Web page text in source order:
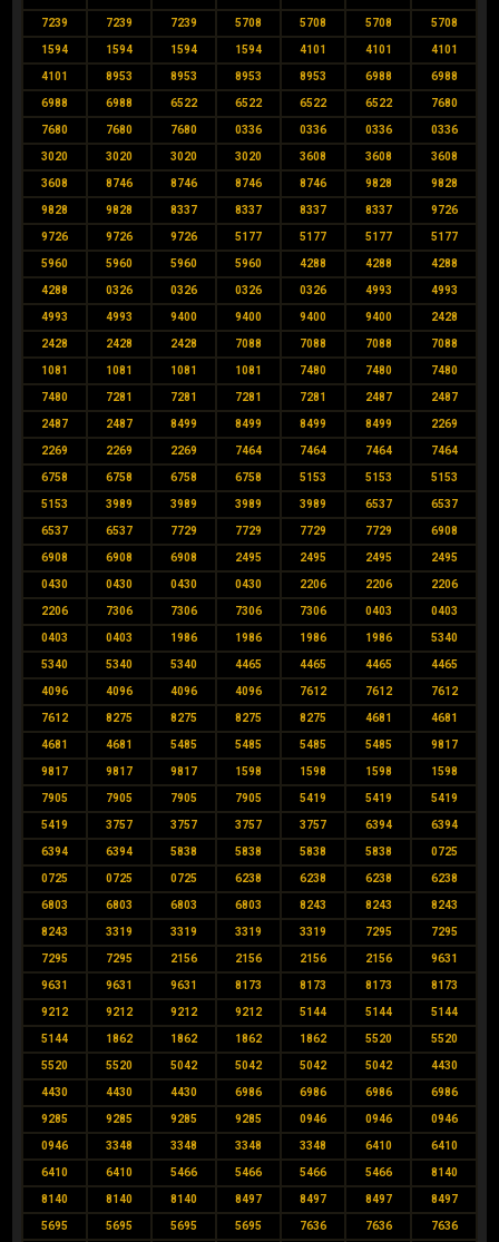
7239 7239 7239 5708 5708 5708 5708
1594 1594 1594 1594 4101 4101 4101
4101 8953 8953 8953 8953 6988 6988
6988 6988 6522 6522 6522 6522 7680
7680 7680 7680 0336 0336 0336 0336
3020 3020 3020 3020 3608 3608 3608
3608 8746 8746 8746 8746 9828 9828
9828 9828 8337 8337 8337 8337 9726
9726 9726 9726 5177 5177 5177 5177
5960 5960 5960 5960 4288 4288 4288
4288 0326 0326 0326 0326 4993 4993
4993 4993 9400 9400 9400 9400 2428
2428 2428 2428 7088 7088 7088 7088
1081 1081 1081 1081 7480 7480 7480
7480 7281 7281 7281 7281 2487 2487
2487 2487 8499 8499 8499 8499 2269
2269 2269 2269 7464 7464 7464 7464
6758 6758 6758 6758 5153 5153 5153
5153 3989 3989 3989 3989 6537 6537
6537 6537 7729 7729 7729 7729 6908
6908 6908 6908 2495 2495 2495 2495
0430 0430 0430 0430 2206 2206 2206
2206 7306 7306 7306 7306 0403 0403
0403 0403 1986 1986 1986 1986 5340
5340 5340 5340 4465 4465 4465 4465
4096 4096 4096 4096 7612 7612 7612
7612 8275 8275 8275 8275 4681 4681
4681 4681 5485 5485 5485 5485 9817
9817 9817 9817 1598 1598 1598 1598
7905 7905 7905 7905 5419 5419 5419
5419 3757 3757 3757 3757 6394 6394
6394 6394 5838 5838 5838 5838 0725
0725 0725 0725 6238 6238 6238 6238
6803 6803 6803 6803 8243 8243 8243
8243 3319 3319 3319 3319 7295 7295
7295 7295 2156 2156 2156 2156 9631
9631 9631 9631 8173 8173 8173 8173
9212 9212 9212 9212 5144 5144 5144
5144 1862 1862 1862 1862 5520 5520
5520 5520 5042 5042 5042 5042 4430
4430 4430 4430 6986 6986 6986 6986
9285 9285 9285 9285 0946 0946 0946
0946 3348 3348 3348 3348 6410 6410
6410 6410 5466 5466 5466 5466 8140
8140 8140 8140 8497 8497 8497 8497
5695 5695 5695 5695 7636 7636 7636